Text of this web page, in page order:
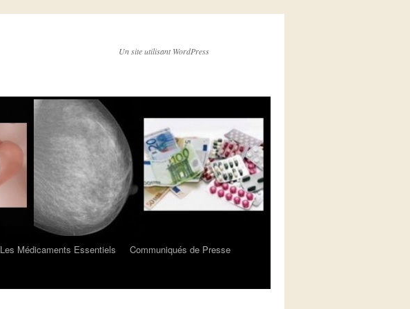
Un site utilisant WordPress
Les Médicaments Essentiels
Communiqués de Presse